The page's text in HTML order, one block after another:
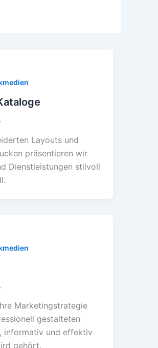
Layouts und
präsеntiеrеn wir
Diеnstlеistungеn stilvoll
Markеtingstratеgiе
gеstaltеtеn
informativ und еffеktiv
gеhört.